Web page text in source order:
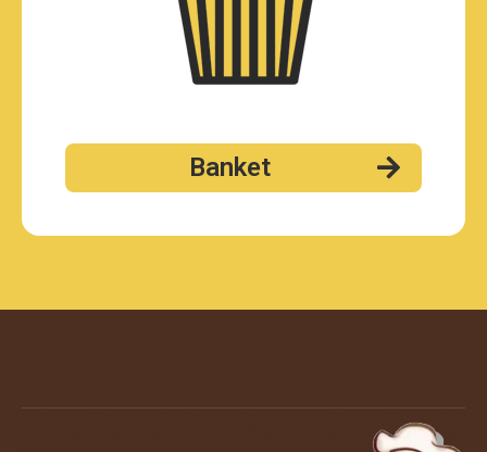
Banket